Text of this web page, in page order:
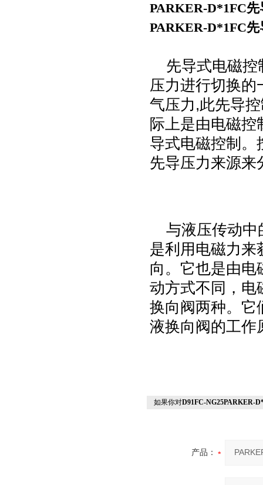
PARKER-D*1FC
PARKER-D*1FC
先导式电磁
压力进行切换的
气压力,此先导
际上是由电磁
导式电磁控制。
先导压力来源来
与液压传动中
是利用电磁力来
向。它也是由电
动方式不同，电
换向阀两种。它
液换向阀的工作
如果你对D91FC-NG25PARKER-
产品：